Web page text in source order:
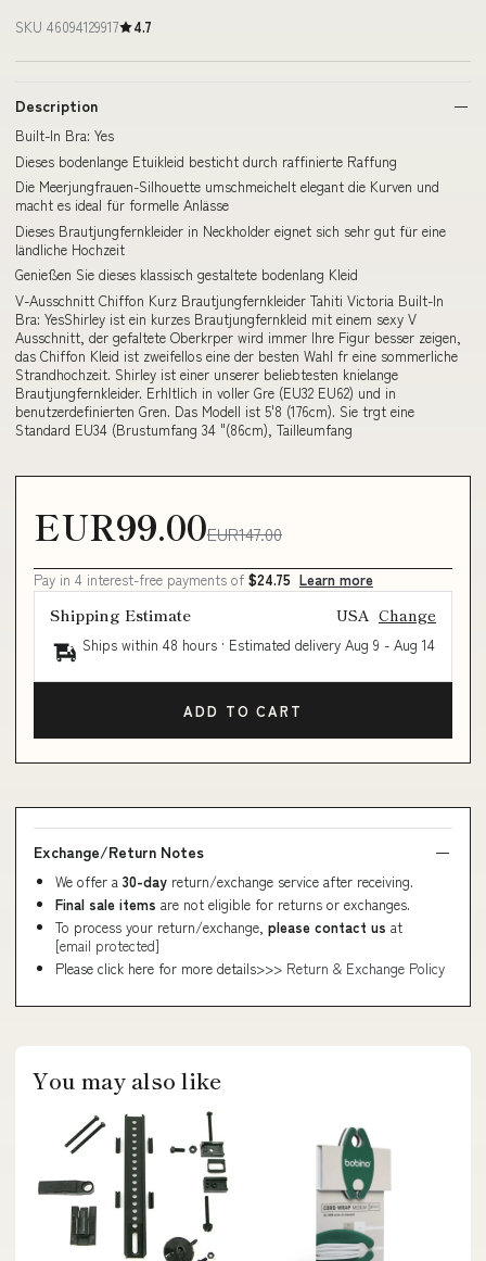
SKU 46094129917 4.7
Description
Built-In Bra: Yes
Dieses bodenlange Etuikleid besticht durch raffinierte Raffung
Die Meerjungfrauen-Silhouette umschmeichelt elegant die Kurven und
macht es ideal für formelle Anlässe
Dieses Brautjungfernkleider in Neckholder eignet sich sehr gut für eine
ländliche Hochzeit
Genießen Sie dieses klassisch gestaltete bodenlang Kleid
V-Ausschnitt Chiffon Kurz Brautjungfernkleider Tahiti Victoria Built-In
Bra: YesShirley ist ein kurzes Brautjungfernkleid mit einem sexy V
Ausschnitt, der gefaltete Oberkrper wird immer Ihre Figur besser zeigen,
das Chiffon Kleid ist zweifellos eine der besten Wahl fr eine sommerliche
Strandhochzeit. Shirley ist einer unserer beliebtesten knielange
Brautjungfernkleider. Erhltlich in voller Gre (EU32 EU62) und in
benutzerdefinierten Gren. Das Modell ist 5'8 (176cm). Sie trgt eine
Standard EU34 (Brustumfang 34 "(86cm), Tailleumfang
EUR99.00EUR147.00
Pay in 4 interest-free payments of $24.75 Learn more
Shipping Estimate USA Change
Ships within 48 hours · Estimated delivery Aug 9 - Aug 14
ADD TO CART
Exchange/Return Notes
We offer a 30-day return/exchange service after receiving.
Final sale items are not eligible for returns or exchanges.
To process your return/exchange, please contact us at
[email protected]
Please click here for more details>>> Return & Exchange Policy
You may also like